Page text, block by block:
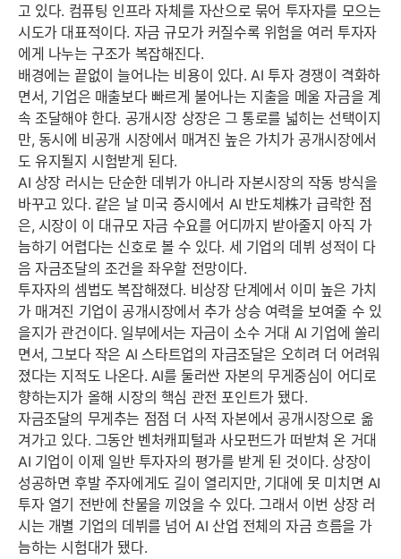
고 있다. 컴퓨팅 인프라 자체를 자산으로 묶어 투자자를 모으는
시도가 대표적이다. 자금 규모가 커질수록 위험을 여러 투자자
에게 나누는 구조가 복잡해진다.
배경에는 끝없이 늘어나는 비용이 있다. AI 투자 경쟁이 격화하
면서, 기업은 매출보다 빠르게 불어나는 지출을 메울 자금을 계
속 조달해야 한다. 공개시장 상장은 그 통로를 넓히는 선택이지
만, 동시에 비공개 시장에서 매겨진 높은 가치가 공개시장에서
도 유지될지 시험받게 된다.
AI 상장 러시는 단순한 데뷔가 아니라 자본시장의 작동 방식을
바꾸고 있다. 같은 날 미국 증시에서 AI 반도체株가 급락한 점
은, 시장이 이 대규모 자금 수요를 어디까지 받아줄지 아직 가
늠하기 어렵다는 신호로 볼 수 있다. 세 기업의 데뷔 성적이 다
음 자금조달의 조건을 좌우할 전망이다.
투자자의 셈법도 복잡해졌다. 비상장 단계에서 이미 높은 가치
가 매겨진 기업이 공개시장에서 추가 상승 여력을 보여줄 수 있
을지가 관건이다. 일부에서는 자금이 소수 거대 AI 기업에 쏠리
면서, 그보다 작은 AI 스타트업의 자금조달은 오히려 더 어려워
졌다는 지적도 나온다. AI를 둘러싼 자본의 무게중심이 어디로
향하는지가 올해 시장의 핵심 관전 포인트가 됐다.
자금조달의 무게추는 점점 더 사적 자본에서 공개시장으로 옮
겨가고 있다. 그동안 벤처캐피털과 사모펀드가 떠받쳐 온 거대
AI 기업이 이제 일반 투자자의 평가를 받게 된 것이다. 상장이
성공하면 후발 주자에게도 길이 열리지만, 기대에 못 미치면 AI
투자 열기 전반에 찬물을 끼얹을 수 있다. 그래서 이번 상장 러
시는 개별 기업의 데뷔를 넘어 AI 산업 전체의 자금 흐름을 가
늠하는 시험대가 됐다.